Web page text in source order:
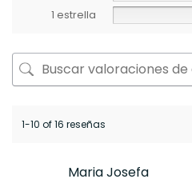
1 estrella
1-10 of 16 reseñas
Maria Josefa